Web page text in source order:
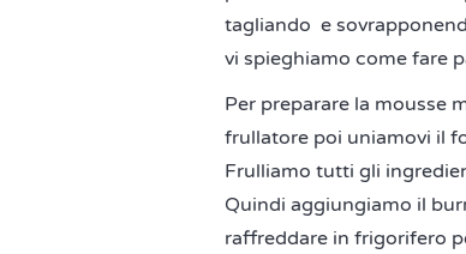
tagliando e
vi spieghiamo come fare
Per preparare la mousse
frullatore poi uniamovi il
Frulliamo tutti gli
Quindi aggiungiamo il
raffreddare in frigorifero